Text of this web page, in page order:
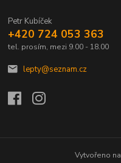
Petr Kubíček
+420 724 053 363
tel. prosím, mezi 9.00 - 18.00
lepty@seznam.cz
Vytvořeno na